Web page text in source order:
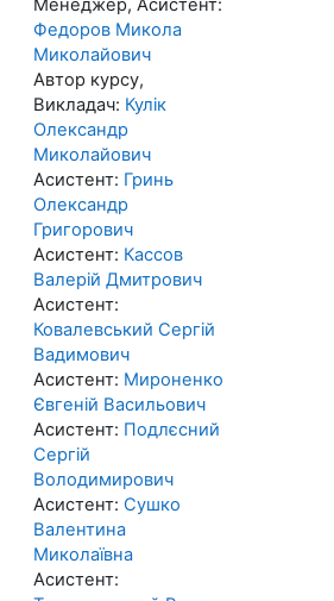
Менеджер, Асистент:
Федоров Микола
Миколайович
Автор курсу,
Викладач: Кулік
Олександр
Миколайович
Асистент: Гринь
Олександр
Григорович
Асистент: Кассов
Валерій Дмитрович
Асистент:
Ковалевський Сергій
Вадимович
Асистент: Мироненко
Євгеній Васильович
Асистент: Подлєсний
Сергій
Володимирович
Асистент: Сушко
Валентина
Миколаївна
Асистент: